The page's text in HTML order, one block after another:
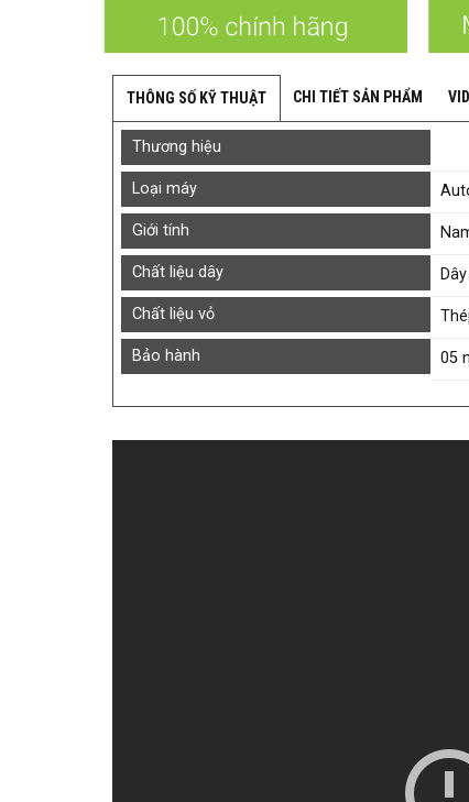
THÔNG SỐ KỸ THUẬT CHI TIẾT SẢN PHẨM
Thương hiệu
Loại máy
Giới tính
Chất liệu dây
Chất liệu vỏ
Bảo hành 05